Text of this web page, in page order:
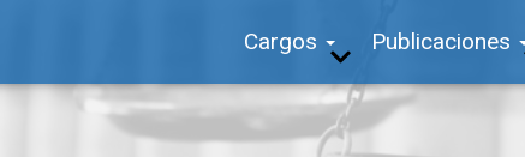
Cargos Publicaciones